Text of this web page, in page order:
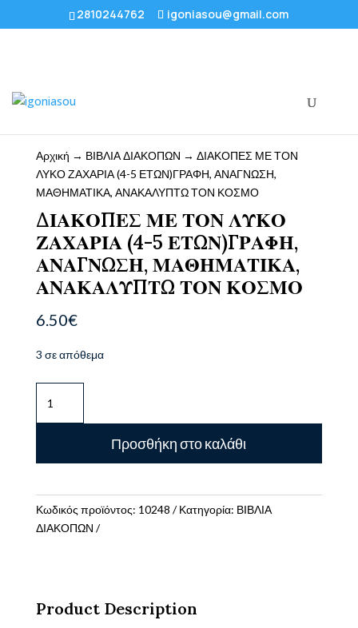
2810244762 igoniasou@gmail.com
Αρχική → ΒΙΒΛΙΑ ΔΙΑΚΟΠΩΝ → ΔΙΑΚΟΠΕΣ ΜΕ ΤΟΝ
ΛΥΚΟ ΖΑΧΑΡΙΑ (4-5 ΕΤΩΝ)ΓΡΑΦΗ, ΑΝΑΓΝΩΣΗ,
ΜΑΘΗΜΑΤΙΚΑ, ΑΝΑΚΑΛΥΠΤΩ ΤΟΝ ΚΟΣΜΟ
ΔΙΑΚΟΠΕΣ ΜΕ ΤΟΝ ΛΥΚΟ
ΖΑΧΑΡΙΑ (4-5 ΕΤΩΝ)ΓΡΑΦΗ,
ΑΝΑΓΝΩΣΗ, ΜΑΘΗΜΑΤΙΚΑ,
ΑΝΑΚΑΛΥΠΤΩ ΤΟΝ ΚΟΣΜΟ
6.50€
3 σε απόθεμα
ΜΕ
ΤΟΝ
ΖΑΧΑΡΙΑ
ΕΤΩΝ)ΓΡΑΦΗ,
ΑΝΑΓΝΩΣΗ,
ΚΟΣΜΟ
Προσθήκη στο καλάθι
Κωδικός προϊόντος: 10248 Κατηγορία: ΒΙΒΛΙΑ
ΔΙΑΚΟΠΩΝ
Product Description